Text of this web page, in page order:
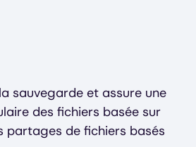
sauvegarde et assure une
des fichiers basée sur
partages de fichiers basés